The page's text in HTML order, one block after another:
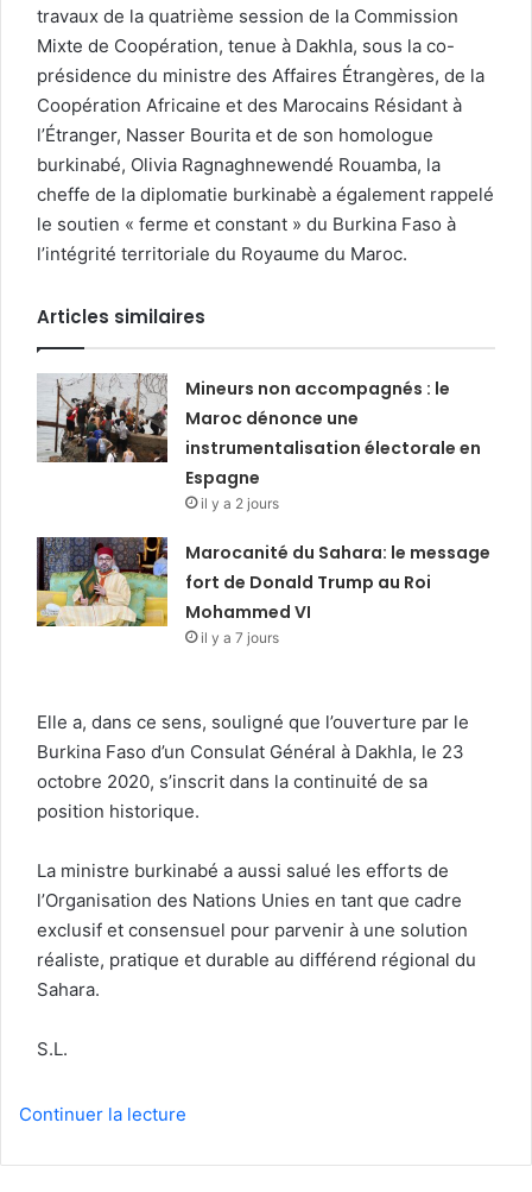
travaux de la quatrième session de la Commission
Mixte de Coopération, tenue à Dakhla, sous la co-
présidence du ministre des Affaires Étrangères, de la
Coopération Africaine et des Marocains Résidant à
l’Étranger, Nasser Bourita et de son homologue
burkinabé, Olivia Ragnaghnewendé Rouamba, la
cheffe de la diplomatie burkinabè a également rappelé
le soutien « ferme et constant » du Burkina Faso à
l’intégrité territoriale du Royaume du Maroc.
Articles similaires
Mineurs non accompagnés : le
Maroc dénonce une
instrumentalisation électorale en
Espagne
il y a 2 jours
Marocanité du Sahara: le message
fort de Donald Trump au Roi
Mohammed VI
il y a 7 jours
Elle a, dans ce sens, souligné que l’ouverture par le
Burkina Faso d’un Consulat Général à Dakhla, le 23
octobre 2020, s’inscrit dans la continuité de sa
position historique.
La ministre burkinabé a aussi salué les efforts de
l’Organisation des Nations Unies en tant que cadre
exclusif et consensuel pour parvenir à une solution
réaliste, pratique et durable au différend régional du
Sahara.
S.L.
Continuer la lecture